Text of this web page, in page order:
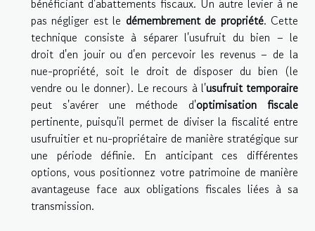
bénéficiant d'abattements fiscaux. Un autre levier à ne
pas négliger est le démembrement de propriété. Cette
technique consiste à séparer l'usufruit du bien – le
droit d'en jouir ou d'en percevoir les revenus – de la
nue-propriété, soit le droit de disposer du bien (le
vendre ou le donner). Le recours à l'usufruit temporaire
peut s'avérer une méthode d'optimisation fiscale
pertinente, puisqu'il permet de diviser la fiscalité entre
usufruitier et nu-propriétaire de manière stratégique sur
une période définie. En anticipant ces différentes
options, vous positionnez votre patrimoine de manière
avantageuse face aux obligations fiscales liées à sa
transmission.